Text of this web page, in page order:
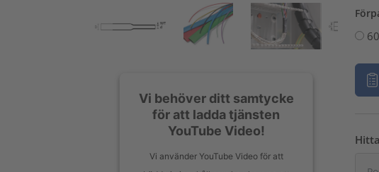
Vi behöver ditt samtycke
för att ladda tjänsten
YouTube Video!
Vi använder YouTube Video för att